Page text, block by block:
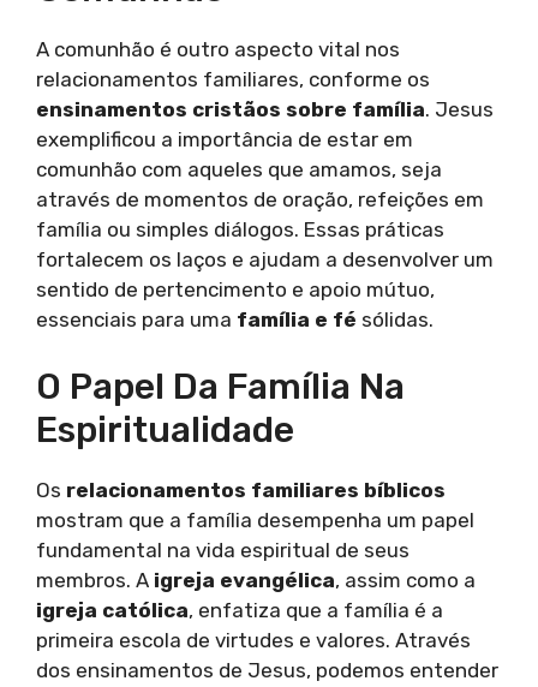
A comunhão é outro aspecto vital nos
relacionamentos familiares, conforme os
ensinamentos cristãos sobre família. Jesus
exemplificou a importância de estar em
comunhão com aqueles que amamos, seja
através de momentos de oração, refeições em
família ou simples diálogos. Essas práticas
fortalecem os laços e ajudam a desenvolver um
sentido de pertencimento e apoio mútuo,
essenciais para uma família e fé sólidas.
O Papel Da Família Na
Espiritualidade
Os relacionamentos familiares bíblicos
mostram que a família desempenha um papel
fundamental na vida espiritual de seus
membros. A igreja evangélica, assim como a
igreja católica, enfatiza que a família é a
primeira escola de virtudes e valores. Através
dos ensinamentos de Jesus, podemos entender